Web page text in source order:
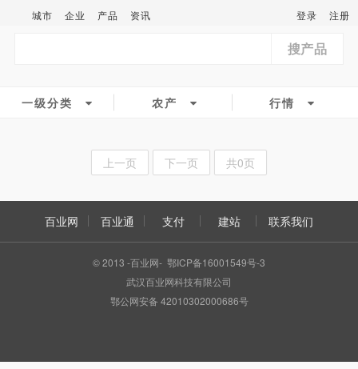
城市 企业 产品 资讯 登录 注册
搜产品
一级分类 农产 行情
上一页 下一页 共0页
百业网 百业通 支付 建站 联系我们
© 2013 -百业网- 鄂ICP备16001549号-3
武汉百业网科技有限公司
鄂公网安备 42010302000686号